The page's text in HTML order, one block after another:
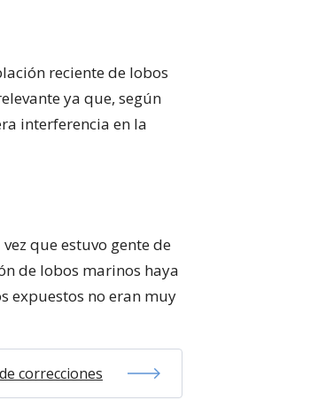
reciente de lobos
ya que, según
interferencia en la
que estuvo gente de
de lobos marinos haya
expuestos no eran muy
correcciones